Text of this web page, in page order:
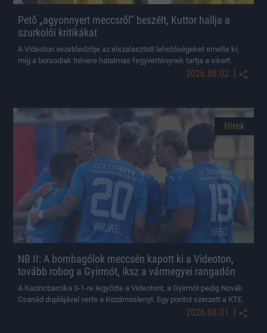
Pető „agyonnyert meccsről” beszélt, Kuttor hallja a
szurkolói kritikákat
A Videoton vezetőedzője az elszalasztott lehetőségeket emelte ki,
míg a borsodiak trénere hatalmas fegyverténynek tartja a sikert.
2026.08.02. |
Hírek
NB II: A bombagólok meccsén kapott ki a Videoton,
tovább robog a Gyirmót, iksz a vármegyei rangadón
A Kazincbarcika 3-1-re legyőzte a Videotont, a Gyirmót pedig Novák
Csanád duplájával verte a Kozármislenyt. Egy pontot szerzett a KTE.
2026.08.01. |